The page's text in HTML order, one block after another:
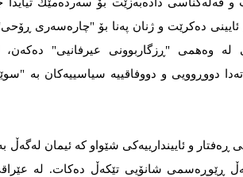
ئایینی دەکرێت و ژنان پەنا بۆ "چارەسەری
وەهمی "ڕزگاربوونی عیرفانیی" دەکەن،
دووڕوویی و دووفاقییە سیاسییەکان بە
و ئاییندارییەکی شێواو کە ئیمان لەگەڵ
ڕێوڕەسمی شانۆیی تێکەڵ دەکات. لە